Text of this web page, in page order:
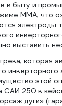
быту и
MMA, что
электроды
выставить
которая
этой
САИ 250 в
дуги»